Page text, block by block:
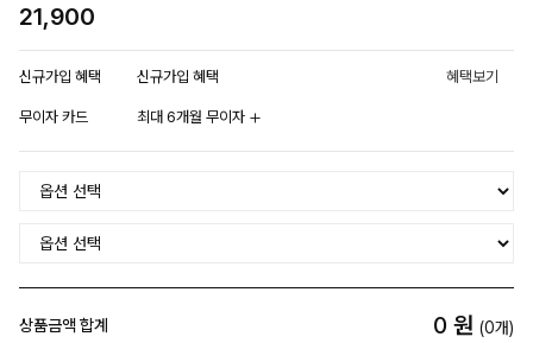
21,900
신규가입 혜택 신규가입 혜택 혜택보기
무이자 카드 최대 6개월 무이자
상품금액 합계 0 원 (0개)